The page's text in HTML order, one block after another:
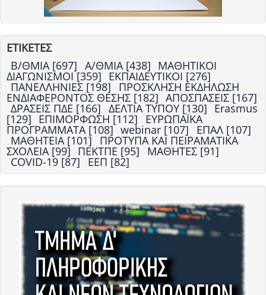
ΕΤΙΚΕΤΕΣ
Β/ΘΜΙΑ [697] Α/ΘΜΙΑ [438] ΜΑΘΗΤΙΚΟΙ
ΔΙΑΓΩΝΙΣΜΟΙ [359] ΕΚΠΑΙΔΕΥΤΙΚΟΙ [276]
ΠΑΝΕΛΛΗΝΙΕΣ [198] ΠΡΟΣΚΛΗΣΗ ΕΚΔΗΛΩΣΗ
ΕΝΔΙΑΦΕΡΟΝΤΟΣ ΘΕΣΗΣ [182] ΑΠΟΣΠΑΣΕΙΣ [167]
ΔΡΑΣΕΙΣ ΠΔΕ [166] ΔΕΛΤΙΑ ΤΥΠΟΥ [130] Erasmus
[129] ΕΠΙΜΟΡΦΩΣΗ [112] ΕΥΡΩΠΑΪΚΑ
ΠΡΟΓΡΑΜΜΑΤΑ [108] webinar [107] ΕΠΑΛ [107]
ΜΑΘΗΤΕΙΑ [101] ΠΡΟΤΥΠΑ ΚΑΙ ΠΕΙΡΑΜΑΤΙΚΑ
ΣΧΟΛΕΙΑ [99] ΠΕΚΤΠΕ [95] ΜΑΘΗΤΕΣ [91]
COVID-19 [87] ΕΕΠ [82]